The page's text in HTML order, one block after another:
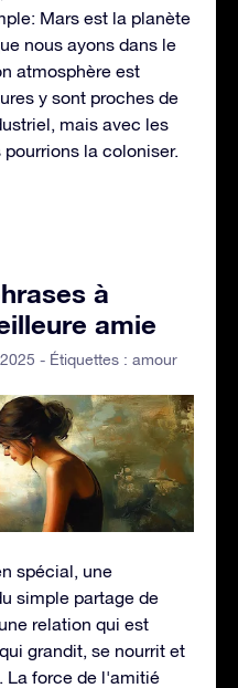
Mars est la planète
nous ayons dans le
atmosphère est
y sont proches de
mais avec les
la coloniser.
à
amie
- Étiquettes : amour
spécial, une
simple partage de
relation qui est
grandit, se nourrit et
La force de l'amitié